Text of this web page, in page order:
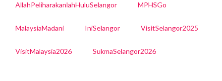
AllahPeliharakanlahHuluSelangor MPHSGo
MalaysiaMadani IniSelangor VisitSelangor2025
VisitMalaysia2026 SukmaSelangor2026